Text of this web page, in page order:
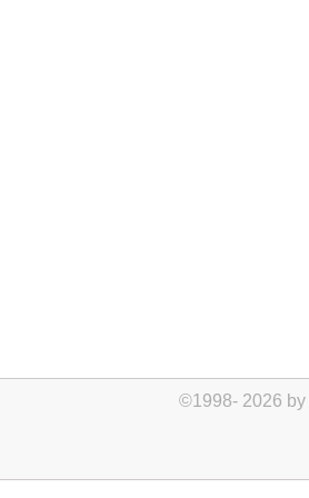
©1998- 2026 by